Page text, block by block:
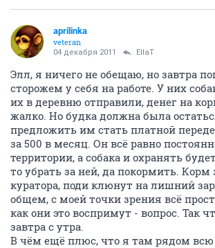
aprilinka
veteran
04 декабря 2011 EllaT
Элл, я ничего не обещаю, но завтра
сторожем у себя на работе. У них
их в деревню отправили, денег на
жалко. Но будка должна была
предложить им стать платной
за 500 в месяц. Он всё равно
территории, а собака и охранять
то убрать за ней, да покормить. Корм
куратора, поди клюнут на лишний
общем, с моей точки зрения всё
как они это воспримут - вопрос. Так
завтра с утра.
В чём ещё плюс, что я там рядом